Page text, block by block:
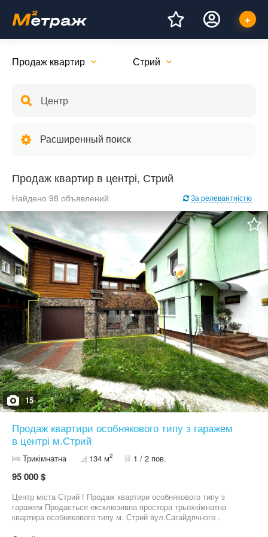
Продаж квартир Стрий
Расширенный поиск
Продаж квартир в центрі, Стрий
Найдено 98 объявлений За релевантністю
15
Продаж квартири особнякового типу з гаражем
в центрі м.Стрий
Трикімнатна 134 м2 1 / 2 пов.
95 000 $
Центр міста Стрий ! Продаж квартири особнякового типу з
гаражем Продається ексклюзивна простора трьохкімнатна
квартира особнякового типу м. Стрий вул.Сагайдпчного .